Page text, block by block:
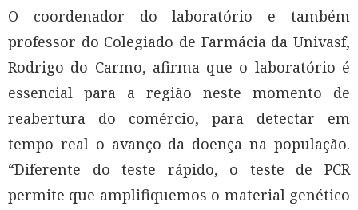
O coordenador do laboratório e também
professor do Colegiado de Farmácia da Univasf,
Rodrigo do Carmo, afirma que o laboratório é
essencial para a região neste momento de
reabertura do comércio, para detectar em
tempo real o avanço da doença na população.
“Diferente do teste rápido, o teste de PCR
permite que amplifiquemos o material genético